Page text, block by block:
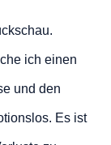
ich einen
und den
Es ist